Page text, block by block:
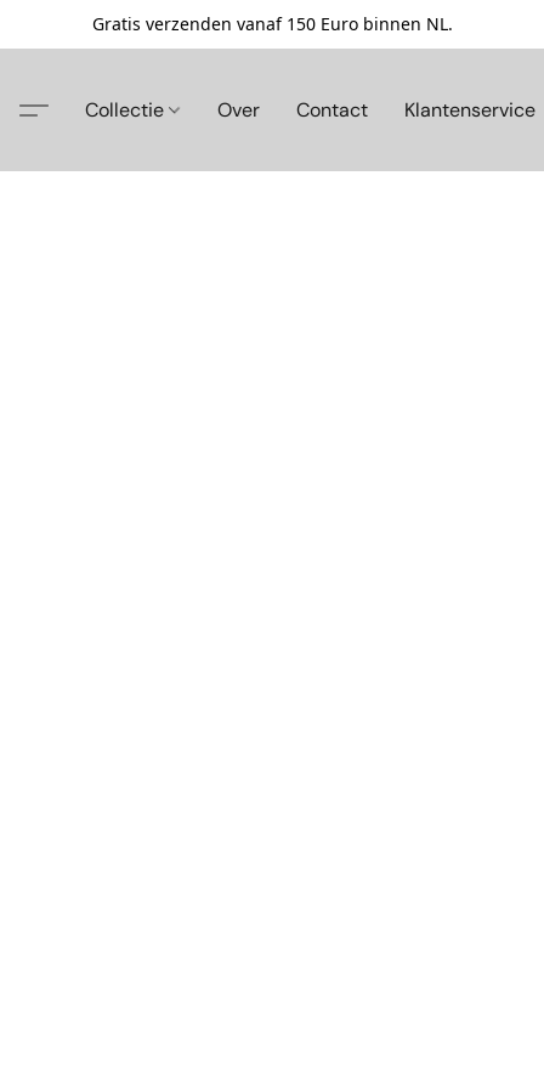
Gratis verzenden vanaf 150 Euro binnen NL.
Collectie Over Contact Klantenservice